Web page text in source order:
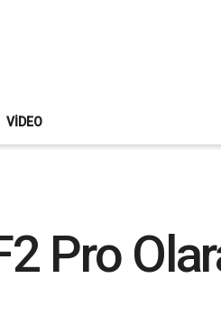
VIDEO
Pro